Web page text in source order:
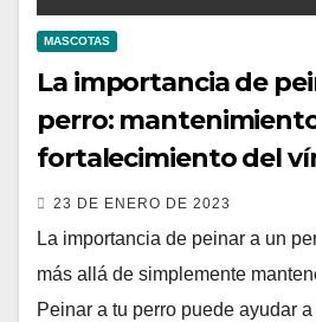
MASCOTAS
La importancia de
perro:
fortalecimiento del
23 DE ENERO DE 2023
La importancia de peinar a un
más allá de simplemente
Peinar a tu perro puede ayudar